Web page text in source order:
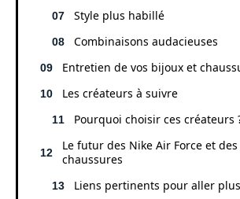
Style plus habillé
Combinaisons audacieuses
Entretien de vos bijoux et
Les créateurs à suivre
Pourquoi choisir ces créateurs
Le futur des Nike Air Force et
chaussures
Liens pertinents pour aller